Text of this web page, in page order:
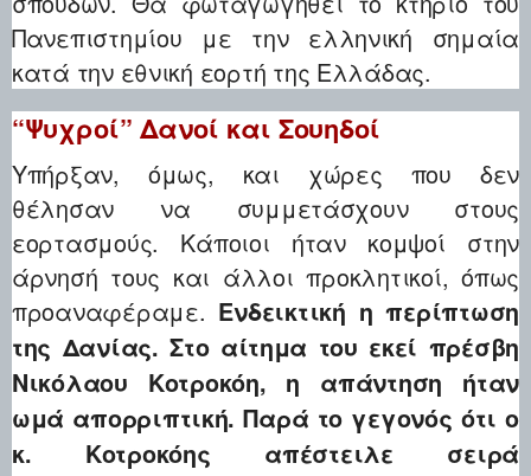
Πανεπιστημίου με την ελληνική σημαία
κατά την εθνική εορτή της Ελλάδας.
“Ψυχροί” Δανοί και Σουηδοί
Υπήρξαν, όμως, και χώρες που δεν
θέλησαν να συμμετάσχουν στους
εορτασμούς. Κάποιοι ήταν κομψοί στην
άρνησή τους και άλλοι προκλητικοί, όπως
προαναφέραμε. Ενδεικτική η περίπτωση
της Δανίας. Στο αίτημα του εκεί πρέσβη
Νικόλαου Κοτροκόη, η απάντηση ήταν
ωμά απορριπτική. Παρά το γεγονός ότι ο
κ. Κοτροκόης απέστειλε σειρά